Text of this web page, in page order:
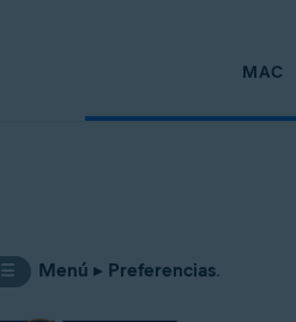
MAC
☰ Menú ▸ Preferencias.